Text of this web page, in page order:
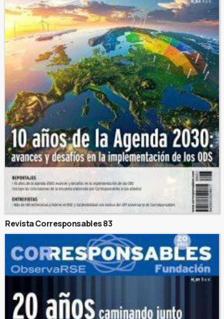
Revista Corresponsables 83